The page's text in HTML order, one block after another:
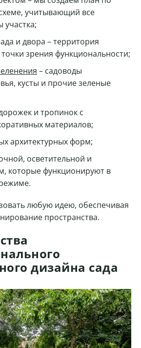
учитывающий все
участка;
и двора – территория
точки зрения функциональности;
– садоводы
кусты и прочие зеленые
и тропинок с
материалов;
архитектурных форм;
осветительной и
которые функционируют в
любую идею, обеспечивая
пространства.
дизайна сада